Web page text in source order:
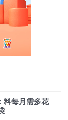
料每月需多花